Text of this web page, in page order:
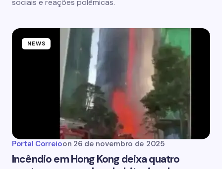
NEWS
Portal Correioon 26 de novembro de 2025
Incêndio em Hong Kong deixa quatro